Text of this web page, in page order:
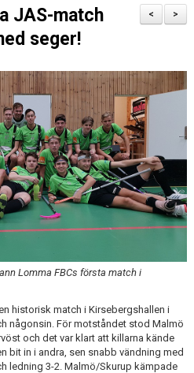
>
<
JAS-match
seger!
Lomma FBCs första match i
historisk match i Kirsebergshallen i
någonsin. För motståndet stod Malmö
och det var klart att killarna kände
bit in i andra, sen snabb vändning med
ledning 3-2. Malmö/Skurup kämpade